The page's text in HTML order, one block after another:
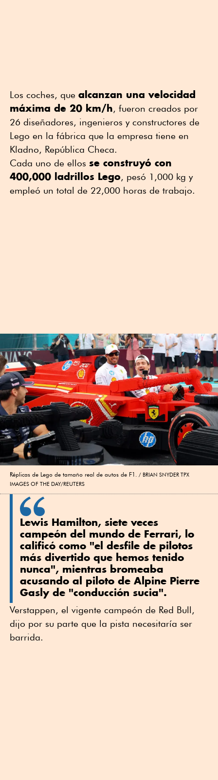
Los coches, que alcanzan una velocidad
máxima de 20 km/h, fueron creados por
26 diseñadores, ingenieros y constructores de
Lego en la fábrica que la empresa tiene en
Kladno, República Checa.
Cada uno de ellos se construyó con
400,000 ladrillos Lego, pesó 1,000 kg y
empleó un total de 22,000 horas de trabajo.
Réplicas de Lego de tamaño real de autos de F1.
BRIAN SNYDER TPX
IMAGES OF THE DAY/REUTERS
Lewis Hamilton, siete veces
campeón del mundo de Ferrari, lo
calificó como "el desfile de pilotos
más divertido que hemos tenido
nunca", mientras bromeaba
acusando al piloto de Alpine Pierre
Gasly de "conducción sucia".
Verstappen, el vigente campeón de Red Bull,
dijo por su parte que la pista necesitaría ser
barrida.